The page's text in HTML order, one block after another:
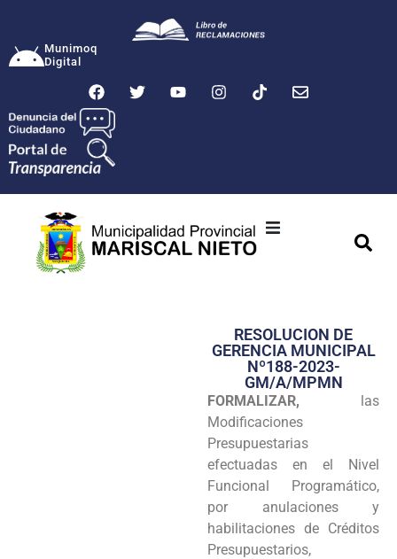
Munimoq
Digital
Transparencia
Seguridad
Programas
Intranet
RESOLUCION DE
GERENCIA MUNICIPAL
Nº188-2023-
GM/A/MPMN
FORMALIZAR, las
Modificaciones
Presupuestarias
efectuadas en el Nivel
Funcional Programático,
por anulaciones y
habilitaciones de Créditos
Presupuestarios,